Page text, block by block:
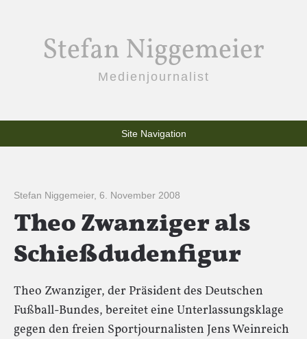
Stefan Niggemeier
Medienjournalist
Site Navigation
Stefan Niggemeier, 6. November 2008
Theo Zwanziger als
Schießdudenfigur
Theo Zwanziger, der Präsident des Deutschen
Fußball-Bundes, bereitet eine Unterlassungsklage
gegen den freien Sportjournalisten Jens Weinreich